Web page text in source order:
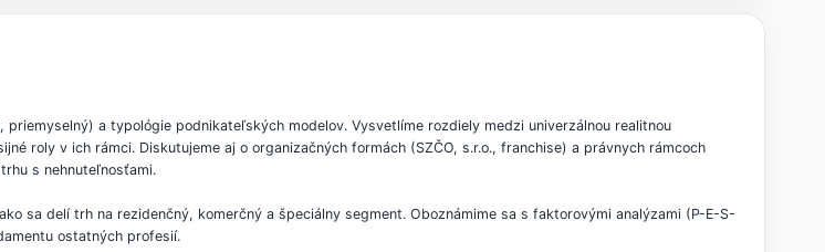
a typológie podnikateľských modelov. Vysvetlíme rozdiely medzi univerzálnou realitnou
roly v ich rámci. Diskutujeme aj o organizačných formách (SZČO, s.r.o., franchise) a právnych rámcoch
s nehnuteľnosťami.
sa delí trh na rezidenčný, komerčný a špeciálny segment. Oboznámime sa s faktorovými analýzami (P-E-S-
ostatných profesií.